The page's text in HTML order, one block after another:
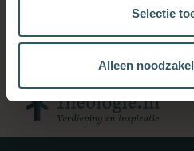
Selectie
Alleen